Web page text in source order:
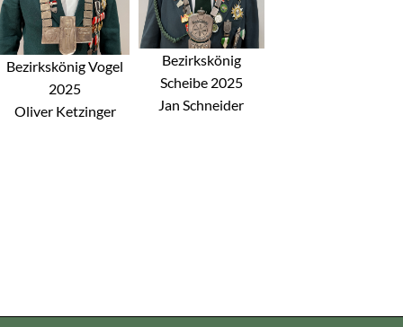
Bezirkskönig Vogel
2025
Oliver Ketzinger
Bezirkskönig
Scheibe 2025
Jan Schneider